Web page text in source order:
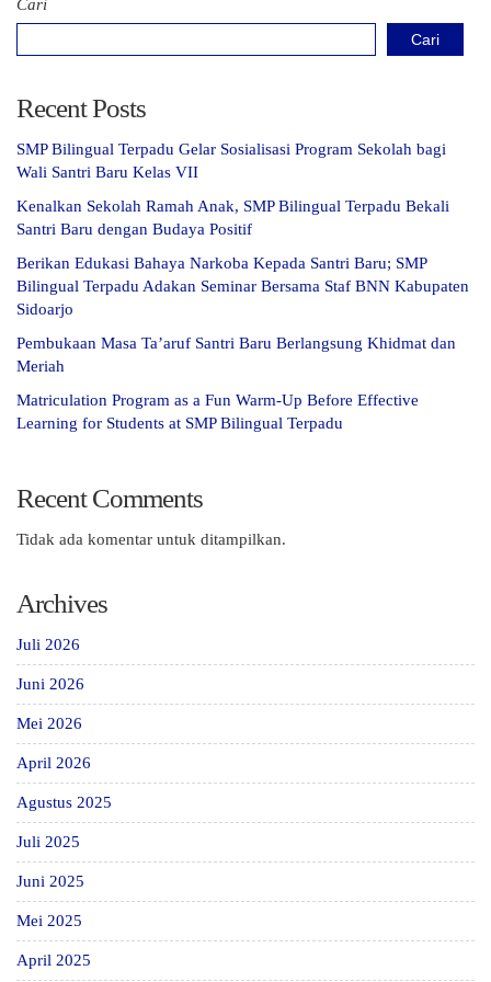
Cari
Cari
Recent Posts
SMP Bilingual Terpadu Gelar Sosialisasi Program Sekolah bagi
Wali Santri Baru Kelas VII
Kenalkan Sekolah Ramah Anak, SMP Bilingual Terpadu Bekali
Santri Baru dengan Budaya Positif
Berikan Edukasi Bahaya Narkoba Kepada Santri Baru; SMP
Bilingual Terpadu Adakan Seminar Bersama Staf BNN Kabupaten
Sidoarjo
Pembukaan Masa Ta’aruf Santri Baru Berlangsung Khidmat dan
Meriah
Matriculation Program as a Fun Warm-Up Before Effective
Learning for Students at SMP Bilingual Terpadu
Recent Comments
Tidak ada komentar untuk ditampilkan.
Archives
Juli 2026
Juni 2026
Mei 2026
April 2026
Agustus 2025
Juli 2025
Juni 2025
Mei 2025
April 2025